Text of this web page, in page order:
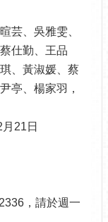
芸、吳雅雯、
仕勤、王品
、黃淑媛、蔡
亭、楊家羽，
21日
，請於週一